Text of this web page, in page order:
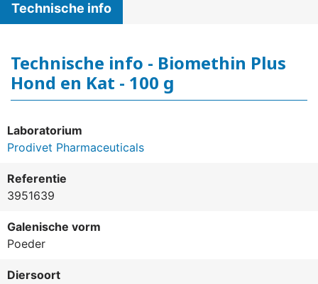
Technische info
Technische info - Biomethin Plus
Hond en Kat - 100 g
Laboratorium
Prodivet Pharmaceuticals
Referentie
3951639
Galenische vorm
Poeder
Diersoort